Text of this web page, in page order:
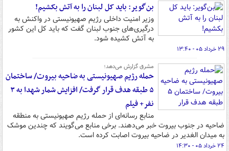
بن‌گویر: باید کل لبنان را به آتش‌ بکشیم!
وزیر امنیت داخلی رژیم صهیونیستی در واکنش به
درگیری‌های جنوب لبنان گفت که باید کل این کشور
به آتش کشیده شود.
۲۹ خرداد ۰۵ - ۱۳:۴۰
مشرق گزارش می‌دهد؛
حمله رژیم صهیونیستی به ضاحیه بیروت/ ساختمان
۵ طبقه هدف قرار گرفت/ افزایش شمار شهدا به ۳
نفر+ فیلم
منابع رسانه‌ای از حمله رژیم صهیونیستی به منطقه
ضاحیه در جنوب بیروت خبر می‌دهند. برخی منابع می‌گویند که چندین موشک
به میدان الغدیر در ضاحیه بیروت اصابت کرده است.
۲۴ خرداد ۰۵ - ۱۴:۳۰